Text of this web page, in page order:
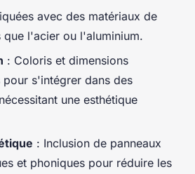
avec des matériaux de
que l'acier ou l'aluminium.
: Coloris et dimensions
pour s'intégrer dans des
une esthétique
: Inclusion de panneaux
et phoniques pour réduire les